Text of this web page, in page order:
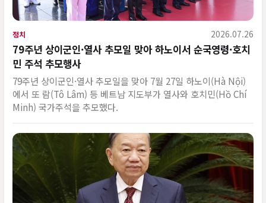
정치 2026.07.26
79주년 상이군인·열사 추모일 맞아 하노이서 순국영령·호치
민 주석 추모행사
79주년 상이군인·열사 추모일을 맞아 7월 27일 하노이(Hà Nội)
에서 또 람(Tô Lâm) 등 베트남 지도부가 열사와 호치민(Hồ Chí
Minh) 국가주석을 추모했다.